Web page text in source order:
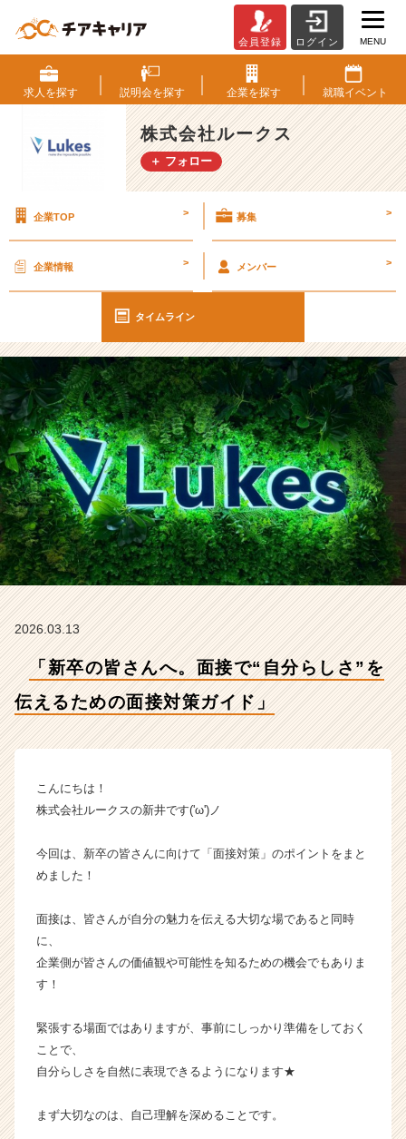
卒
の
皆
さ
ん
へ。
分
さ”を
伝
る
た
め
の
面
接
対
策
ガ
イ
ド」
【株
式
ー
ク
ス
の
イ
|
ャ
成
業
ス
ウ
会員登録 ログイン MENU
求人を探す 説明会を探す 企業を探す 就職イベント
株式会社ルークス
＋ フォロー
企業TOP > 募集 >
企業情報 > メンバー >
タイムライン
2026.03.13
「新卒の皆さんへ。面接で“自分らしさ”を
伝えるための面接対策ガイド」
こんにちは！
株式会社ルークスの新井です('ω')ノ
今回は、新卒の皆さんに向けて「面接対策」のポイントをまと
めました！
面接は、皆さんが自分の魅力を伝える大切な場であると同時
に、
企業側が皆さんの価値観や可能性を知るための機会でもありま
す！
緊張する場面ではありますが、事前にしっかり準備をしておく
ことで、
自分らしさを自然に表現できるようになります★
まず大切なのは、自己理解を深めることです。